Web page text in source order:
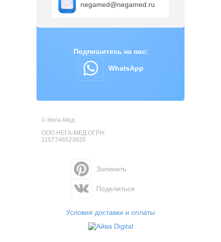
negamed@negamed.ru
Подпишитесь на нас:
WhatsApp
© Нега-Мед
ООО НЕГА-МЕД ОГРН:
1157746523835
Запинить
Поделиться
Условия доставки и оплаты